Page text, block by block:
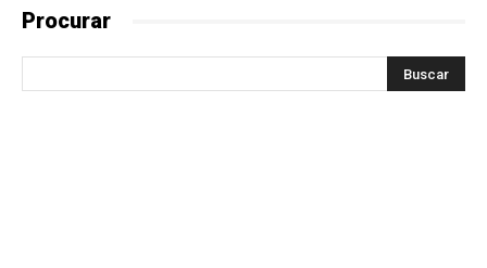
Procurar